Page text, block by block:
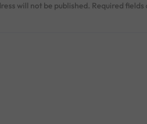
will not be published. Required